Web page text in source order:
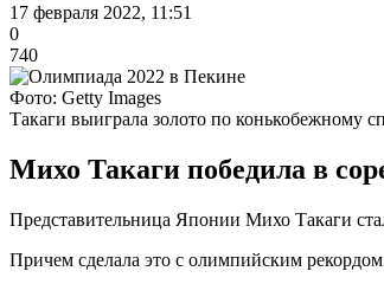
17 февраля 2022, 11:51
0
740
Фото: Getty Images
Такаги выиграла золото по конькобежному
Михо Такаги победила в
Представительница Японии Михо Такаги
Причем сделала это с олимпийским